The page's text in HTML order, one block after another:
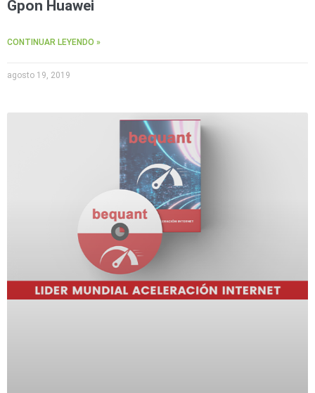
Gpon Huawei
CONTINUAR LEYENDO »
agosto 19, 2019